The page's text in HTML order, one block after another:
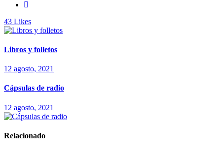
43 Likes
Libros y folletos
12 agosto, 2021
Cápsulas de radio
12 agosto, 2021
Relacionado